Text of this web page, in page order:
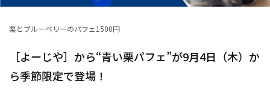
栗とブルーベリーのパフェ1500円
［よーじや］から“青い栗パフェ”が9月4日（木）か
ら季節限定で登場！